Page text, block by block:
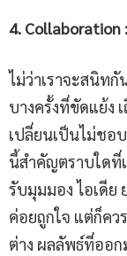
4. Collaboration :
ไม่ว่าเราจะสนิท
บางครั้งที่ขัดแย้ง
เปลี่ยนเป็นไม่ชอ
นี้สำคัญตราบใดที่
รับมุมมอง ไอเดีย
ค่อยถูกใจ แต่ก็ค
ต่าง ผลลัพธ์ที่ออก